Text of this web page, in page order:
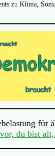
zu Klima,
für
du bist